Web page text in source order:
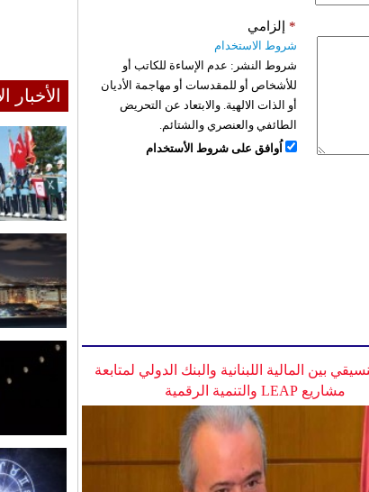
إلزامي *
شروط الاستخدام
شروط النشر: عدم الإساءة للكاتب أو
للأشخاص أو للمقدسات أو مهاجمة الأديان
أو الذات الالهية. والابتعاد عن التحريض
الطائفي والعنصري والشتائم.
اُوافق على شروط الأستخدام
بين المالية اللبنانية والبنك الدولي لمتابعة
مشاريع LEAP والتنمية الرقمية
الأخبار